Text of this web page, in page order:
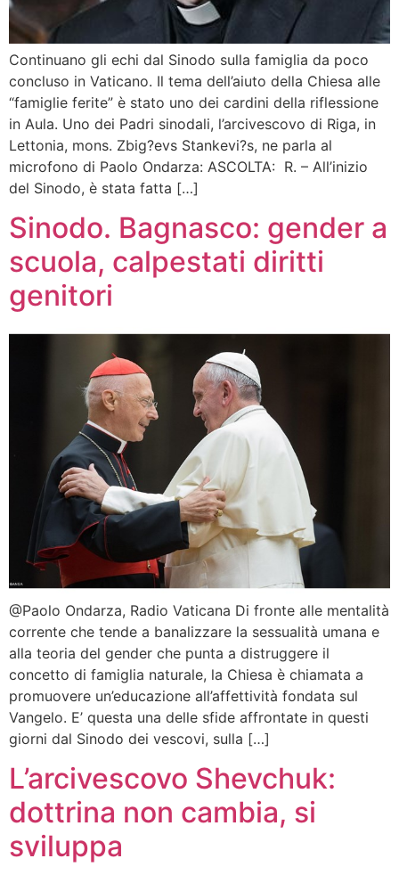
Continuano gli echi dal Sinodo sulla famiglia da poco
concluso in Vaticano. Il tema dell’aiuto della Chiesa alle
“famiglie ferite” è stato uno dei cardini della riflessione
in Aula. Uno dei Padri sinodali, l’arcivescovo di Riga, in
Lettonia, mons. Zbig?evs Stankevi?s, ne parla al
microfono di Paolo Ondarza: ASCOLTA: R. – All’inizio
del Sinodo, è stata fatta […]
Sinodo. Bagnasco: gender a
scuola, calpestati diritti
genitori
@Paolo Ondarza, Radio Vaticana Di fronte alle mentalità
corrente che tende a banalizzare la sessualità umana e
alla teoria del gender che punta a distruggere il
concetto di famiglia naturale, la Chiesa è chiamata a
promuovere un’educazione all’affettività fondata sul
Vangelo. E’ questa una delle sfide affrontate in questi
giorni dal Sinodo dei vescovi, sulla […]
L’arcivescovo Shevchuk:
dottrina non cambia, si
sviluppa